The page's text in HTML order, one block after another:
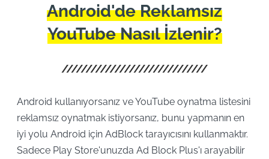
Android'de Reklamsız
YouTube Nasıl İzlenir?
Android kullanıyorsanız ve YouTube oynatma listesini
reklamsız oynatmak istiyorsanız, bunu yapmanın en
iyi yolu Android için AdBlock tarayıcısını kullanmaktır.
Sadece Play Store'unuzda Ad Block Plus'ı arayabilir